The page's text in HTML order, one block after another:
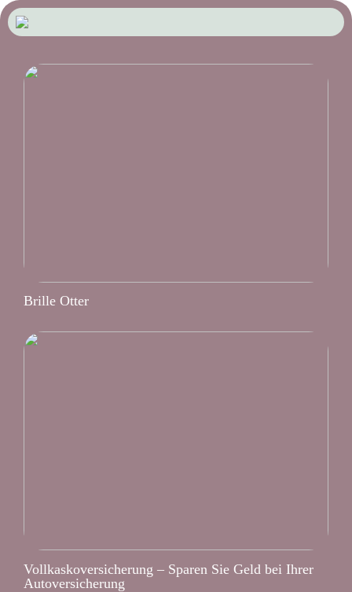
Brille Otter
Vollkaskoversicherung – Sparen Sie Geld bei Ihrer
Autoversicherung